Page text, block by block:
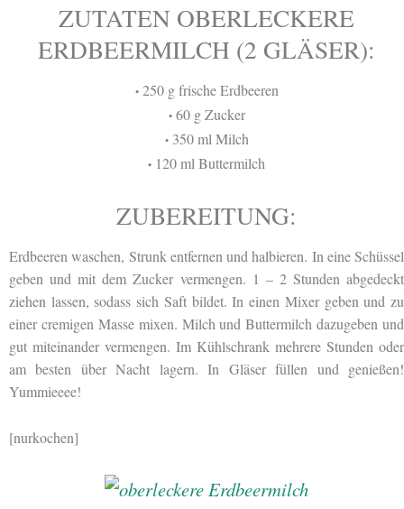
ZUTATEN OBERLECKERE
ERDBEERMILCH (2 GLÄSER):
•250 g frische Erdbeeren
•60 g Zucker
•350 ml Milch
• 120 ml Buttermilch
ZUBEREITUNG:
Erdbeeren waschen, Strunk entfernen und halbieren. In eine Schüssel
geben und mit dem Zucker vermengen. 1 – 2 Stunden abgedeckt
ziehen lassen, sodass sich Saft bildet. In einen Mixer geben und zu
einer cremigen Masse mixen. Milch und Buttermilch dazugeben und
gut miteinander vermengen. Im Kühlschrank mehrere Stunden oder
am besten über Nacht lagern. In Gläser füllen und genießen!
Yummieeee!
[nurkochen]